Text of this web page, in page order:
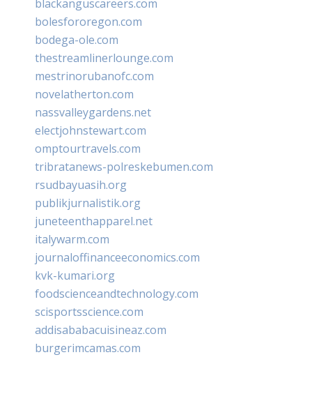
blackanguscareers.com
bolesfororegon.com
bodega-ole.com
thestreamlinerlounge.com
mestrinorubanofc.com
novelatherton.com
nassvalleygardens.net
electjohnstewart.com
omptourtravels.com
tribratanews-polreskebumen.com
rsudbayuasih.org
publikjurnalistik.org
juneteenthapparel.net
italywarm.com
journaloffinanceeconomics.com
kvk-kumari.org
foodscienceandtechnology.com
scisportsscience.com
addisababacuisineaz.com
burgerimcamas.com